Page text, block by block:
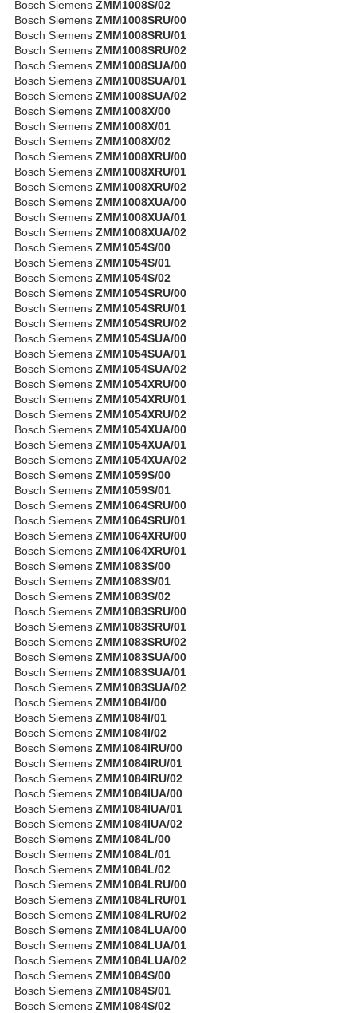
Bosch Siemens ZMM1008S/02
Bosch Siemens ZMM1008SRU/00
Bosch Siemens ZMM1008SRU/01
Bosch Siemens ZMM1008SRU/02
Bosch Siemens ZMM1008SUA/00
Bosch Siemens ZMM1008SUA/01
Bosch Siemens ZMM1008SUA/02
Bosch Siemens ZMM1008X/00
Bosch Siemens ZMM1008X/01
Bosch Siemens ZMM1008X/02
Bosch Siemens ZMM1008XRU/00
Bosch Siemens ZMM1008XRU/01
Bosch Siemens ZMM1008XRU/02
Bosch Siemens ZMM1008XUA/00
Bosch Siemens ZMM1008XUA/01
Bosch Siemens ZMM1008XUA/02
Bosch Siemens ZMM1054S/00
Bosch Siemens ZMM1054S/01
Bosch Siemens ZMM1054S/02
Bosch Siemens ZMM1054SRU/00
Bosch Siemens ZMM1054SRU/01
Bosch Siemens ZMM1054SRU/02
Bosch Siemens ZMM1054SUA/00
Bosch Siemens ZMM1054SUA/01
Bosch Siemens ZMM1054SUA/02
Bosch Siemens ZMM1054XRU/00
Bosch Siemens ZMM1054XRU/01
Bosch Siemens ZMM1054XRU/02
Bosch Siemens ZMM1054XUA/00
Bosch Siemens ZMM1054XUA/01
Bosch Siemens ZMM1054XUA/02
Bosch Siemens ZMM1059S/00
Bosch Siemens ZMM1059S/01
Bosch Siemens ZMM1064SRU/00
Bosch Siemens ZMM1064SRU/01
Bosch Siemens ZMM1064XRU/00
Bosch Siemens ZMM1064XRU/01
Bosch Siemens ZMM1083S/00
Bosch Siemens ZMM1083S/01
Bosch Siemens ZMM1083S/02
Bosch Siemens ZMM1083SRU/00
Bosch Siemens ZMM1083SRU/01
Bosch Siemens ZMM1083SRU/02
Bosch Siemens ZMM1083SUA/00
Bosch Siemens ZMM1083SUA/01
Bosch Siemens ZMM1083SUA/02
Bosch Siemens ZMM1084I/00
Bosch Siemens ZMM1084I/01
Bosch Siemens ZMM1084I/02
Bosch Siemens ZMM1084IRU/00
Bosch Siemens ZMM1084IRU/01
Bosch Siemens ZMM1084IRU/02
Bosch Siemens ZMM1084IUA/00
Bosch Siemens ZMM1084IUA/01
Bosch Siemens ZMM1084IUA/02
Bosch Siemens ZMM1084L/00
Bosch Siemens ZMM1084L/01
Bosch Siemens ZMM1084L/02
Bosch Siemens ZMM1084LRU/00
Bosch Siemens ZMM1084LRU/01
Bosch Siemens ZMM1084LRU/02
Bosch Siemens ZMM1084LUA/00
Bosch Siemens ZMM1084LUA/01
Bosch Siemens ZMM1084LUA/02
Bosch Siemens ZMM1084S/00
Bosch Siemens ZMM1084S/01
Bosch Siemens ZMM1084S/02